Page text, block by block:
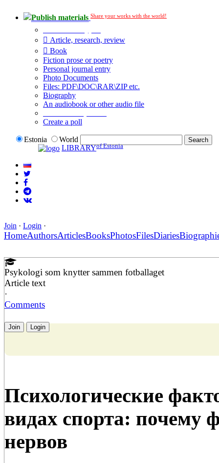
Publish materials Share your works with the world!
Article, research, review
Book
Fiction prose or poetry
Personal journal entry
Photo Documents
Files: PDF\DOC\RAR\ZIP etc.
Biography
An audiobook or other audio file
Create a poll
Estonia
World
LIBRARYof Estonia
Join · Login ·
HomeAuthorsArticlesBooksPhotosFilesDiaries
Psykologi som knytter sammen fotballaget
Article text
·
Comments
Join Login
Психологические
видах спорта: почему
нервов